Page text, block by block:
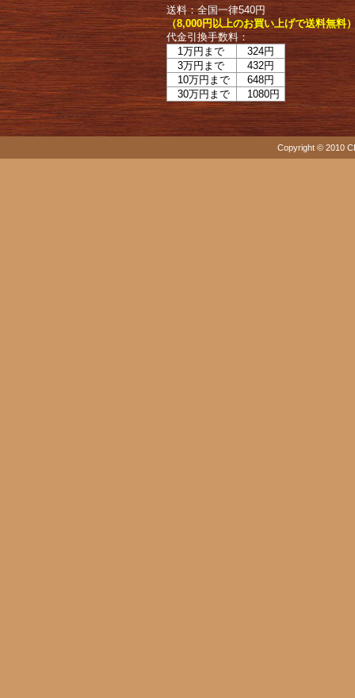
送料：全国一律540円
（8,000円以上のお買い上げで送料無料
代金引換手数料：
1万円まで
324円
3万円まで
432円
10万円まで
648円
30万円まで
1080円
Copyright © 2010